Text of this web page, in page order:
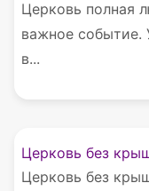
Церковь полная
важное событие.
в...
Церковь без
Церковь без